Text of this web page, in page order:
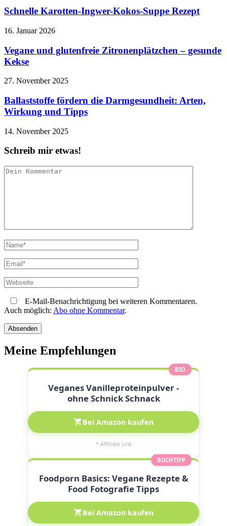
Schnelle Karotten-Ingwer-Kokos-Suppe Rezept
16. Januar 2026
Vegane und glutenfreie Zitronenplätzchen – gesunde
Kekse
27. November 2025
Ballaststoffe fördern die Darmgesundheit: Arten,
Wirkung und Tipps
14. November 2025
Schreib mir etwas!
E-Mail-Benachrichtigung bei weiteren Kommentaren.
Auch möglich: Abo ohne Kommentar.
Meine Empfehlungen
BIO
Veganes Vanilleproteinpulver -
ohne Schnick Schnack
Bei Amazon kaufen
* Affiliate Link
BUCHTIPP
Foodporn Basics: Vegane Rezepte &
Food Fotografie Tipps
Bei Amazon kaufen